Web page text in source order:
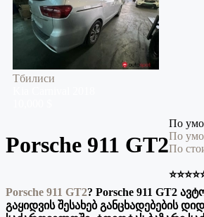
Тбилиси
Porsche 911 GT2
По
По
По
Porsche 911 GT2? Porsche 911 GT2
გაყიდვის შესახებ განცხადებების